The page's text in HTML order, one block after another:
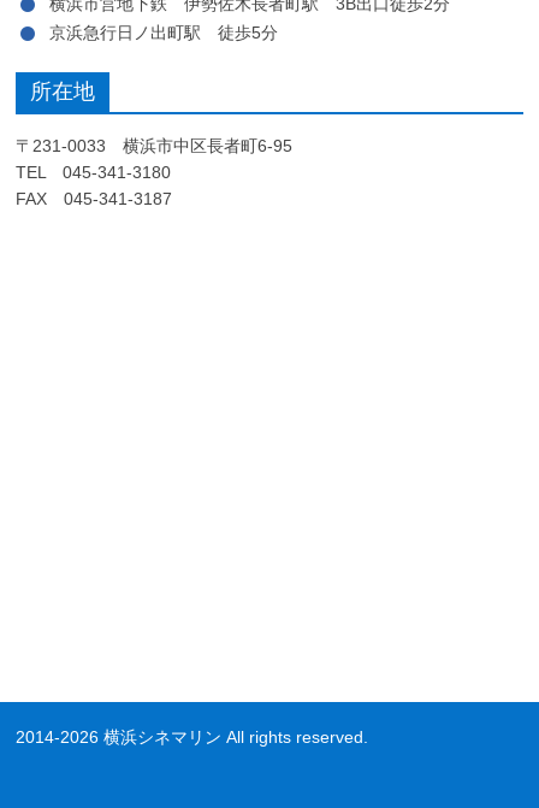
横浜市営地下鉄 伊勢佐木長者町駅 3B出口徒歩2分
京浜急行日ノ出町駅 徒歩5分
所在地
〒231-0033 横浜市中区長者町6-95
TEL 045-341-3180
FAX 045-341-3187
2014-2026 横浜シネマリン All rights reserved.